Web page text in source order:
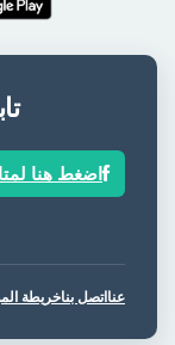
اضغط هنا
عنا اتصل بناخريطة